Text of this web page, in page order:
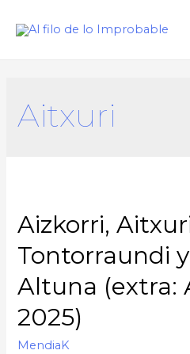
Aitxuri
Aizkorri,
Tontorraundi
Altuna (extra:
2025)
MendiaK